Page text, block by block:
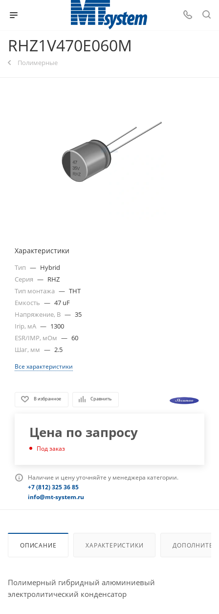
RHZ1V470E060M
Полимерные
Характеристики
Тип — Hybrid
Серия — RHZ
Тип монтажа — THT
Емкость — 47 uF
Напряжение, В — 35
Irip, мА — 1300
ESR/IMP, мОм — 60
Шаг, мм — 2.5
Все характеристики
В избранное Сравнить
Цена по запросу
Под заказ
Наличие и цену уточняйте у менеджера категории.
+7 (812) 325 36 85
info@mt-system.ru
ОПИСАНИЕ ХАРАКТЕРИСТИКИ
Полимерный гибридный алюминиевый
электролитический конденсатор